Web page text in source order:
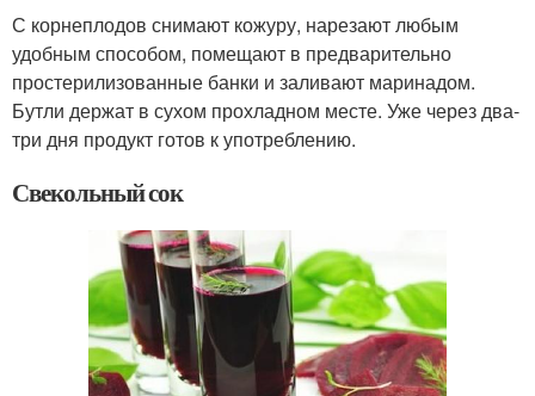
С корнеплодов снимают кожуру, нарезают любым
удобным способом, помещают в предварительно
простерилизованные банки и заливают маринадом.
Бутли держат в сухом прохладном месте. Уже через два-
три дня продукт готов к употреблению.
Свекольный сок